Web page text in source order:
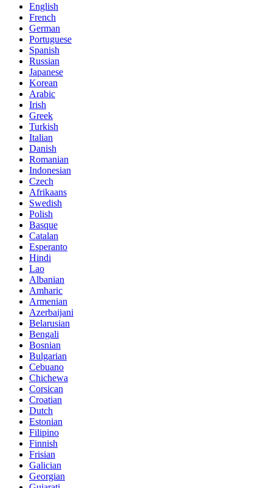
English
French
German
Portuguese
Spanish
Russian
Japanese
Korean
Arabic
Irish
Greek
Turkish
Italian
Danish
Romanian
Indonesian
Czech
Afrikaans
Swedish
Polish
Basque
Catalan
Esperanto
Hindi
Lao
Albanian
Amharic
Armenian
Azerbaijani
Belarusian
Bengali
Bosnian
Bulgarian
Cebuano
Chichewa
Corsican
Croatian
Dutch
Estonian
Filipino
Finnish
Frisian
Galician
Georgian